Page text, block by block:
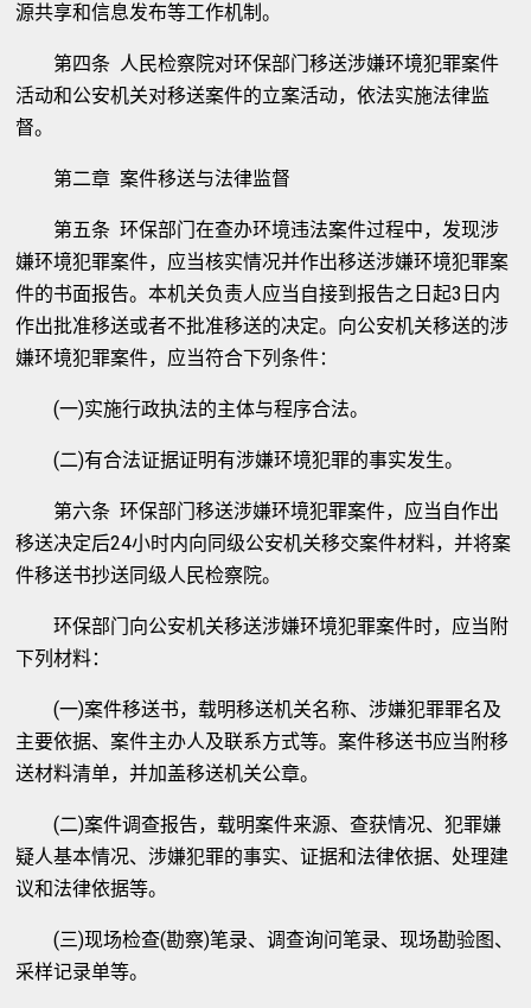
源共享和信息发布等工作机制。
第四条 人民检察院对环保部门移送涉嫌环境犯罪案件
活动和公安机关对移送案件的立案活动，依法实施法律监
督。
第二章 案件移送与法律监督
第五条 环保部门在查办环境违法案件过程中，发现涉
嫌环境犯罪案件，应当核实情况并作出移送涉嫌环境犯罪案
件的书面报告。本机关负责人应当自接到报告之日起3日内
作出批准移送或者不批准移送的决定。向公安机关移送的涉
嫌环境犯罪案件，应当符合下列条件：
(一)实施行政执法的主体与程序合法。
(二)有合法证据证明有涉嫌环境犯罪的事实发生。
第六条 环保部门移送涉嫌环境犯罪案件，应当自作出
移送决定后24小时内向同级公安机关移交案件材料，并将案
件移送书抄送同级人民检察院。
环保部门向公安机关移送涉嫌环境犯罪案件时，应当附
下列材料：
(一)案件移送书，载明移送机关名称、涉嫌犯罪罪名及
主要依据、案件主办人及联系方式等。案件移送书应当附移
送材料清单，并加盖移送机关公章。
(二)案件调查报告，载明案件来源、查获情况、犯罪嫌
疑人基本情况、涉嫌犯罪的事实、证据和法律依据、处理建
议和法律依据等。
(三)现场检查(勘察)笔录、调查询问笔录、现场勘验图、
采样记录单等。